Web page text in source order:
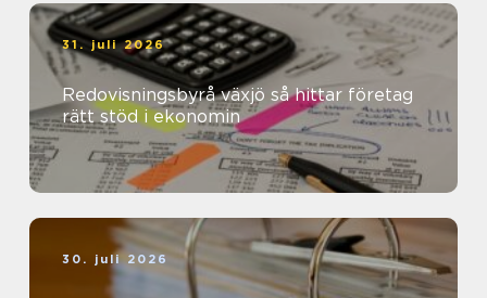
31. juli 2026
Redovisningsbyrå växjö så hittar företag
rätt stöd i ekonomin
30. juli 2026